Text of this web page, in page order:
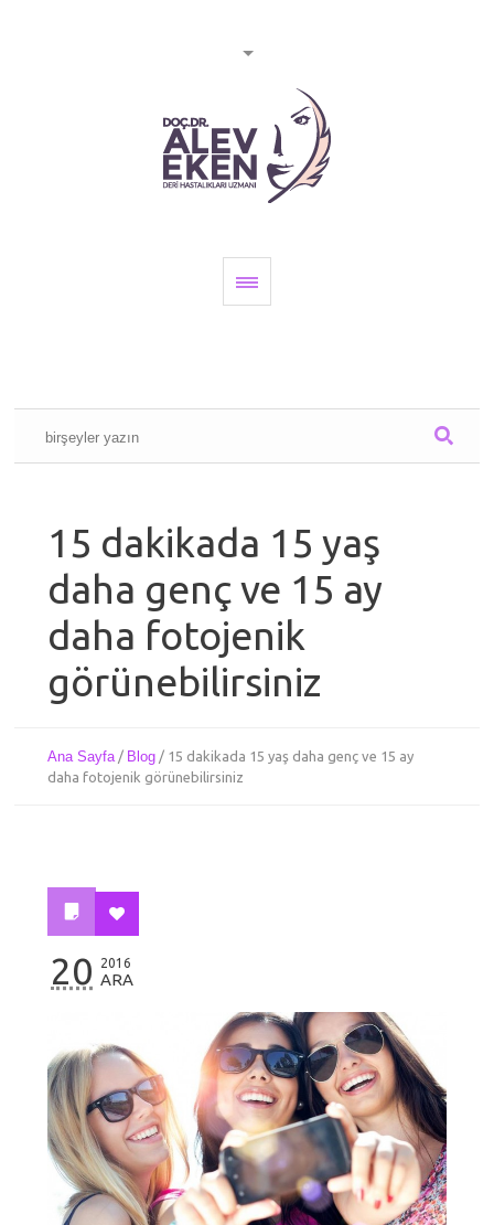
15 dakikada 15 yaş
daha genç ve 15 ay
daha fotojenik
görünebilirsiniz
Ana Sayfa / Blog / 15 dakikada 15 yaş daha genç ve 15 ay
daha fotojenik görünebilirsiniz
20 2016
ARA